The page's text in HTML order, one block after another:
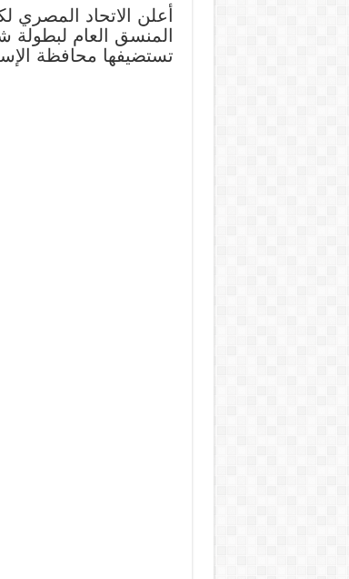
أعلن الاتحاد
تستضيفها محافظة الإسماعيلية